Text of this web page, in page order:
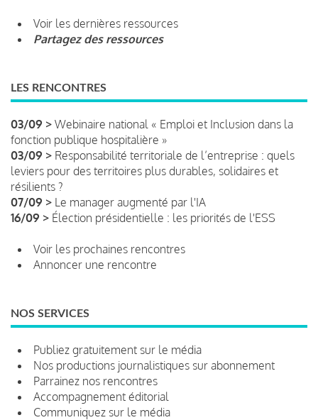
Voir les dernières ressources
Partagez des ressources
LES RENCONTRES
03/09 > Webinaire national « Emploi et Inclusion dans la
fonction publique hospitalière »
03/09 > Responsabilité territoriale de l’entreprise : quels
leviers pour des territoires plus durables, solidaires et
résilients ?
07/09 > Le manager augmenté par l'IA
16/09 > Élection présidentielle : les priorités de l'ESS
Voir les prochaines rencontres
Annoncer une rencontre
NOS SERVICES
Publiez gratuitement sur le média
Nos productions journalistiques sur abonnement
Parrainez nos rencontres
Accompagnement éditorial
Communiquez sur le média